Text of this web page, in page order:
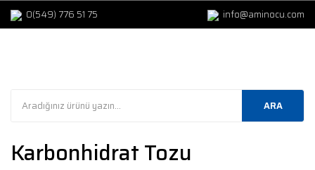
0(549) 776 51 75 info@aminocu.com
ARA
Karbonhidrat Tozu